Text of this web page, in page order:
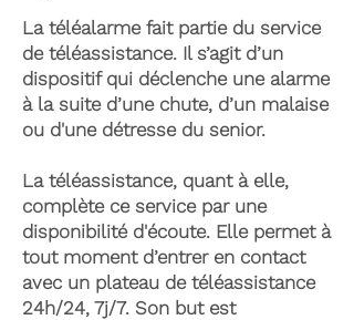
La téléalarme fait partie du service
de téléassistance. Il s’agit d’un
dispositif qui déclenche une alarme
à la suite d’une chute, d’un malaise
ou d'une détresse du senior.
La téléassistance, quant à elle,
complète ce service par une
disponibilité d'écoute. Elle permet à
tout moment d’entrer en contact
avec un plateau de téléassistance
24h/24, 7j/7. Son but est